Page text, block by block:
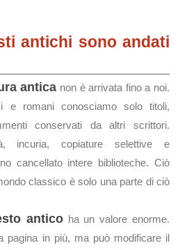
antichi sono andati
antica non è arrivata fino a noi.
e romani conosciamo solo titoli,
conservati da altri scrittori.
incuria, copiature selettive e
cancellato intere biblioteche. Ciò
classico è solo una parte di ciò
anticoha un valore enorme.
pagina in più, ma può modificare il